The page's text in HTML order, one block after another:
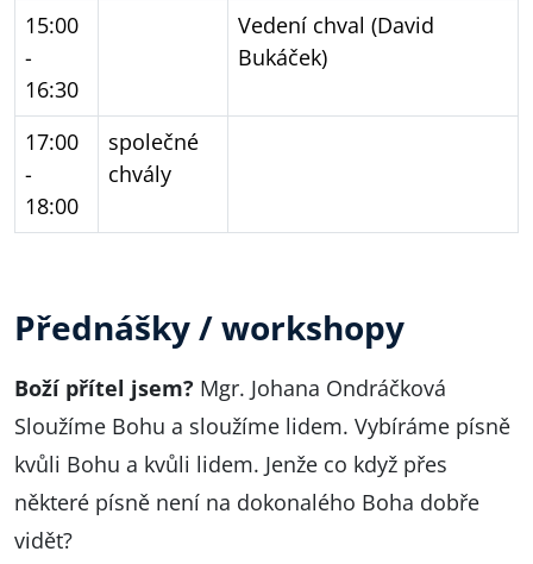
15:00
-
16:30
Vedení chval (David
Bukáček)
17:00
-
18:00
společné
chvály
Přednášky / workshopy
Boží přítel jsem? Mgr. Johana Ondráčková
Sloužíme Bohu a sloužíme lidem. Vybíráme písně
kvůli Bohu a kvůli lidem. Jenže co když přes
některé písně není na dokonalého Boha dobře
vidět?